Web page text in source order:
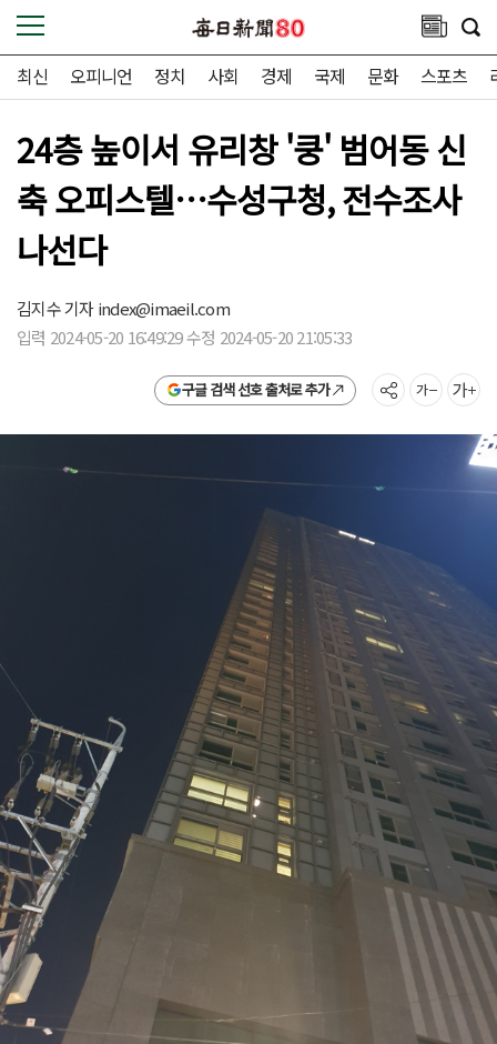
최신 오피니언 정치 사회 경제 국제 문화 스포츠
24층 높이서 유리창 '쿵' 범어동 신
축 오피스텔…수성구청, 전수조사
나선다
김지수 기자index@imaeil.com
입력 2024-05-20 16:49:29 수정 2024-05-20 21:05:33
구글 검색 선호 출처로 추가